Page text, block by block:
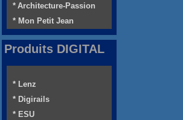
* Architecture-Passion
* Mon Petit Jean
Produits DIGITAL
* Lenz
* Digirails
* ESU